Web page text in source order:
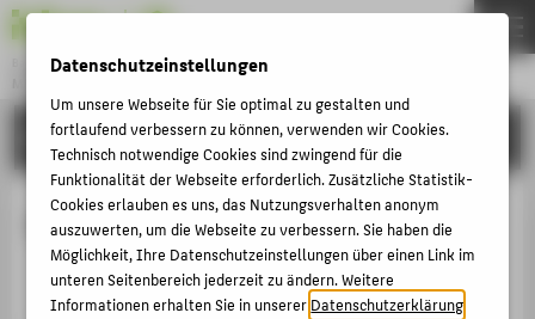
Bachelor
Menu
INTERNATIONAL (EN)
Staff
THEMEN
STUDIUM
BEWERBUNG
AKTIVITÄTEN
KARRIERE
Datenschutzeinstellungen
Um unsere Webseite für Sie optimal zu gestalten und
fortlaufend verbessern zu können, verwenden wir Cookies.
Technisch notwendige Cookies sind zwingend für die
Funktionalität der Webseite erforderlich. Zusätzliche Statistik-
Cookies erlauben es uns, das Nutzungsverhalten anonym
auszuwerten, um die Webseite zu verbessern. Sie haben die
Möglichkeit, Ihre Datenschutzeinstellungen über einen Link im
unteren Seitenbereich jederzeit zu ändern. Weitere
Informationen erhalten Sie in unsererDatenschutzerklärung